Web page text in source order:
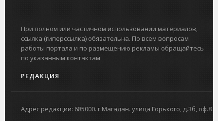
При полном или частичном использовании материалов,
ссылка (гиперссылка) обязательна. По всем вопросам
работы портала и по размещению рекламы обращайтесь
по указанным контактам
РЕДАКЦИЯ
Адрес редакции: 685000. г.Магадан. улица Горького, д.3б, оф.8